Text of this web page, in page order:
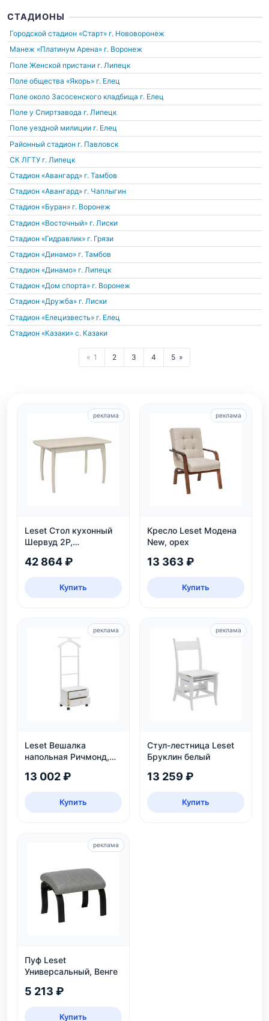
СТАДИОНЫ
Городской стадион «Старт» г. Нововоронеж
Манеж «Платинум Арена» г. Воронеж
Поле Женской пристани г. Липецк
Поле общества «Якорь» г. Елец
Поле около Засосенского кладбища г. Елец
Поле у Спиртзавода г. Липецк
Поле уездной милиции г. Елец
Районный стадион г. Павловск
СК ЛГТУ г. Липецк
Стадион «Авангард» г. Тамбов
Стадион «Авангард» г. Чаплыгин
Стадион «Буран» г. Воронеж
Стадион «Восточный» г. Лиски
Стадион «Гидравлик» г. Грязи
Стадион «Динамо» г. Тамбов
Стадион «Динамо» г. Липецк
Стадион «Дом спорта» г. Воронеж
Стадион «Дружба» г. Лиски
Стадион «Елецизвесть» г. Елец
Стадион «Казаки» с. Казаки
1 2 3 4 5
Leset Стол кухонный
Шервуд 2Р,
42 864 ₽
Купить
реклама
Кресло Leset Модена
New, орех
13 363 ₽
Купить
реклама
Leset Вешалка
напольная Ричмонд,
13 002 ₽
Купить
реклама
Стул-лестница Leset
Бруклин белый
13 259 ₽
Купить
реклама
Пуф Leset
Универсальный, Венге
5 213 ₽
Купить
реклама